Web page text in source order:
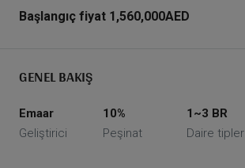
Başlangıç fiyat 1,560,000AED
GENEL BAKIŞ
Emaar
Geliştirici
10%
Peşinat
1~3 BR
Daire tipler